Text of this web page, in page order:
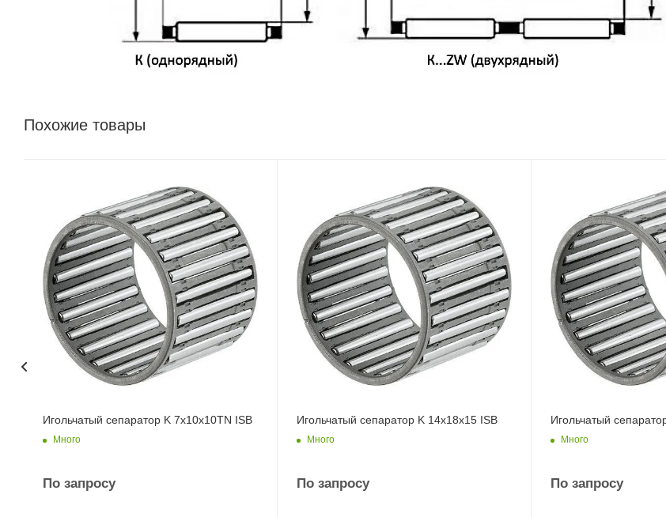
Похожие товары
Игольчатый сепаратор K 7x10x10TN ISB
Много
По запросу
Игольчатый сепаратор K 14x18x15 ISB
Много
По запросу
Игольчатый
Много
По запросу